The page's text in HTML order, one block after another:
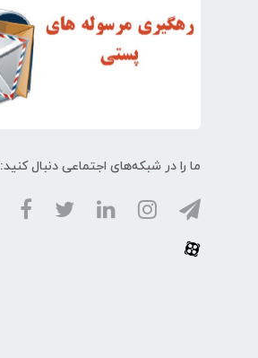
ما را در شبکه‌های اجتماعی دنبال کنید: